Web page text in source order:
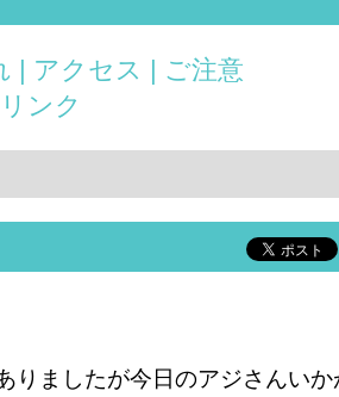
| アクセス | ご注意
リンク
ましたが今日のアジさんいか